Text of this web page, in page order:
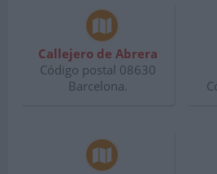
Callejero de Abrera
Código postal 08630
Barcelona.